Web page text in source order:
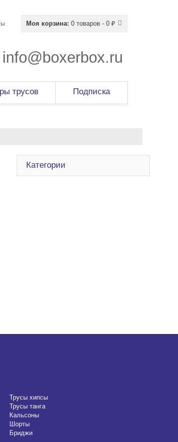
Моя корзина: 0 товаров - 0 ₽
info@boxerbox.ru
трусов Подписка
Категории
Трусы хипсы
Трусы танга
Кальсоны
Шорты
Бриджи